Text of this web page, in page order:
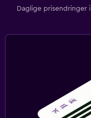
Daglige prisendringer